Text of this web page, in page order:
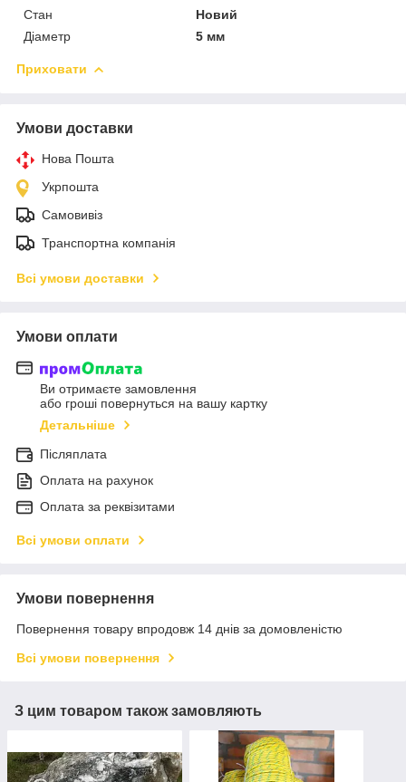
Стан
Новий
Діаметр
5 мм
Приховати
Умови доставки
Нова Пошта
Укрпошта
Самовивіз
Транспортна компанія
Всі умови доставки
Умови оплати
Ви отримаєте замовлення
або гроші повернуться на вашу картку
Детальніше
Післяплата
Оплата на рахунок
Оплата за реквізитами
Всі умови оплати
Умови повернення
Повернення товару впродовж 14 днів за домовленістю
Всі умови повернення
З цим товаром також замовляють